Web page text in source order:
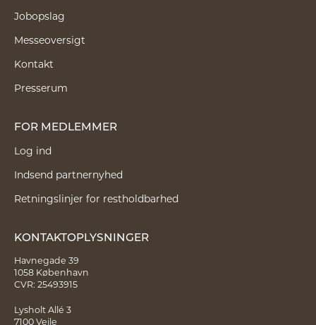
Jobopslag
Messeoversigt
Kontakt
Presserum
FOR MEDLEMMER
Log ind
Indsend partnernyhed
Retningslinjer for restholdbarhed
KONTAKTOPLYSNINGER
Havnegade 39
1058 København
CVR: 25493915
Lysholt Allé 3
7100 Vejle